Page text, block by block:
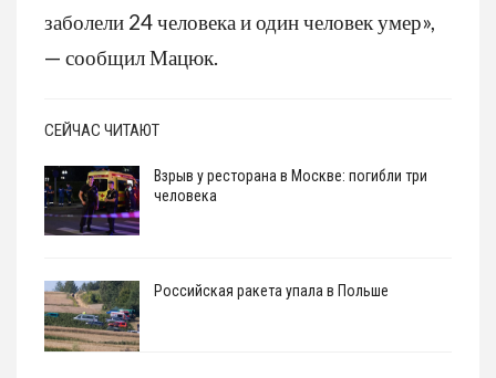
заболели 24 человека и один человек умер»,
— сообщил Мацюк.
СЕЙЧАС ЧИТАЮТ
Взрыв у ресторана в Москве: погибли три
человека
Российская ракета упала в Польше